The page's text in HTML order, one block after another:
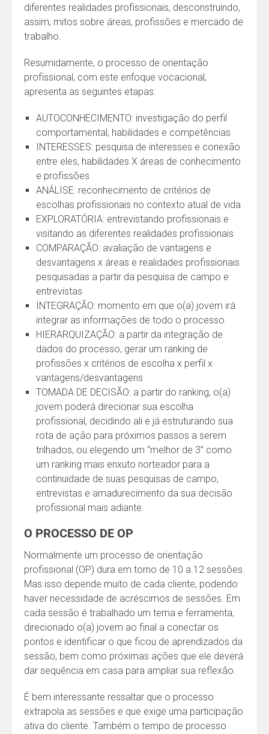
diferentes realidades profissionais, desconstruindo,
assim, mitos sobre áreas, profissões e mercado de
trabalho.
Resumidamente, o processo de orientação
profissional, com este enfoque vocacional,
apresenta as seguintes etapas:
AUTOCONHECIMENTO: investigação do perfil
comportamental, habilidades e competências
INTERESSES: pesquisa de interesses e conexão
entre eles, habilidades X áreas de conhecimento
e profissões
ANÁLISE: reconhecimento de critérios de
escolhas profissionais no contexto atual de vida
EXPLORATÓRIA: entrevistando profissionais e
visitando as diferentes realidades profissionais
COMPARAÇÃO: avaliação de vantagens e
desvantagens x áreas e realidades profissionais
pesquisadas a partir da pesquisa de campo e
entrevistas
INTEGRAÇÃO: momento em que o(a) jovem irá
integrar as informações de todo o processo
HIERARQUIZAÇÃO: a partir da integração de
dados do processo, gerar um ranking de
profissões x critérios de escolha x perfil x
vantagens/desvantagens
TOMADA DE DECISÃO: a partir do ranking, o(a)
jovem poderá direcionar sua escolha
profissional, decidindo ali e já estruturando sua
rota de ação para próximos passos a serem
trilhados, ou elegendo um “melhor de 3” como
um ranking mais enxuto norteador para a
continuidade de suas pesquisas de campo,
entrevistas e amadurecimento da sua decisão
profissional mais adiante.
O PROCESSO DE OP
Normalmente um processo de orientação
profissional (OP) dura em torno de 10 a 12 sessões.
Mas isso depende muito de cada cliente, podendo
haver necessidade de acréscimos de sessões. Em
cada sessão é trabalhado um tema e ferramenta,
direcionado o(a) jovem ao final a conectar os
pontos e identificar o que ficou de aprendizados da
sessão, bem como próximas ações que ele deverá
dar sequência em casa para ampliar sua reflexão.
É bem interessante ressaltar que o processo
extrapola as sessões e que exige uma participação
ativa do cliente. Também o tempo de processo